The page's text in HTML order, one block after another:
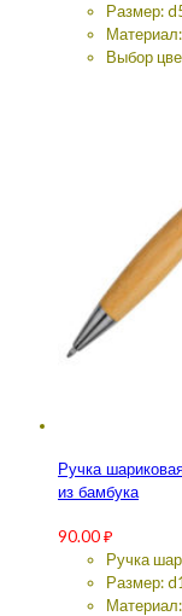
Размер:
Выбор
Ручка
из бамбука
90.00₽
Ручка
Размер: